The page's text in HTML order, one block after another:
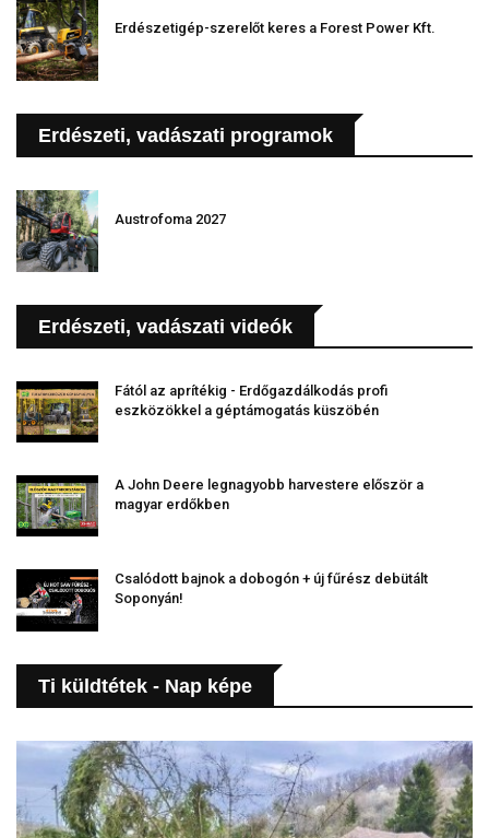
Erdészetigép-szerelőt keres a Forest Power Kft.
Erdészeti, vadászati programok
Austrofoma 2027
Erdészeti, vadászati videók
Fától az aprítékig - Erdőgazdálkodás profi
eszközökkel a géptámogatás küszöbén
A John Deere legnagyobb harvestere először a
magyar erdőkben
Csalódott bajnok a dobogón + új fűrész debütált
Soponyán!
Ti küldtétek - Nap képe